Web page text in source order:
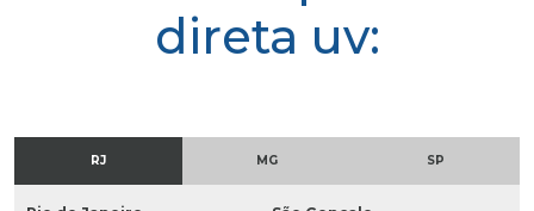
direta uv:
RJ MG SP